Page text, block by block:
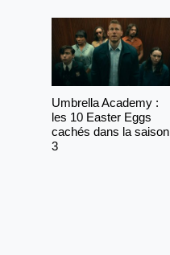
Umbrella Academy :
les 10 Easter Eggs
cachés dans la saison
3